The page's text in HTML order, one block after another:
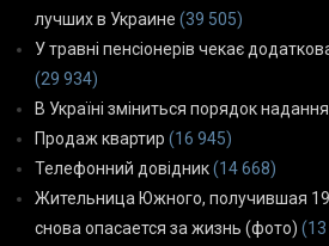
лучших в Украине (39 505)
У травні пенсіонерів чекає
(29 934)
В Україні зміниться порядок
Продаж квартир (16 945)
Телефонний довідник(14 668)
Жительница Южного, получившая
снова опасается за жизнь (фото) (13